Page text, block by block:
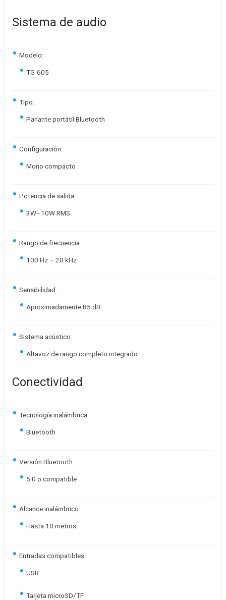
Sistema de audio
Modelo:
TG-605
Tipo:
Parlante portátil Bluetooth
Configuración:
Mono compacto
Potencia de salida:
3W–10W RMS
Rango de frecuencia:
100 Hz – 20 kHz
Sensibilidad:
Aproximadamente 85 dB
Sistema acústico:
Altavoz de rango completo integrado
Conectividad
Tecnología inalámbrica:
Bluetooth
Versión Bluetooth:
5.0 o compatible
Alcance inalámbrico:
Hasta 10 metros
Entradas compatibles:
USB
Tarjeta microSD/TF